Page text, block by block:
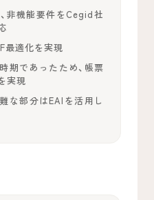
非機能要件をCegid社
最適化を実現
期であったため、帳票
実現
な部分はEAIを活用し